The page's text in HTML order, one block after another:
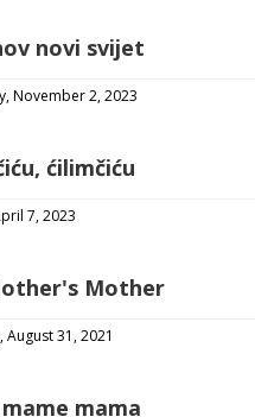
novi svijet
November 2, 2023
ćilimčiću
7, 2023
Mother
August 31, 2021
mama